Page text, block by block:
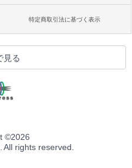
特定商取引法に基づく表示
見る
©2026
All rights reserved.